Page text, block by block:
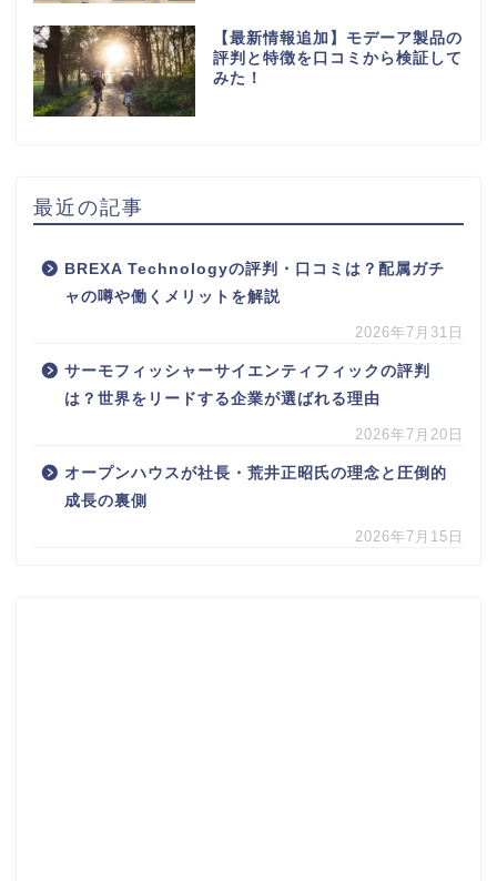
【最新情報追加】モデーア製品の
評判と特徴を口コミから検証して
みた！
最近の記事
BREXA Technologyの評判・口コミは？配属ガチ
ャの噂や働くメリットを解説
2026年7月31日
サーモフィッシャーサイエンティフィックの評判
は？世界をリードする企業が選ばれる理由
2026年7月20日
オープンハウスが社長・荒井正昭氏の理念と圧倒的
成長の裏側
2026年7月15日